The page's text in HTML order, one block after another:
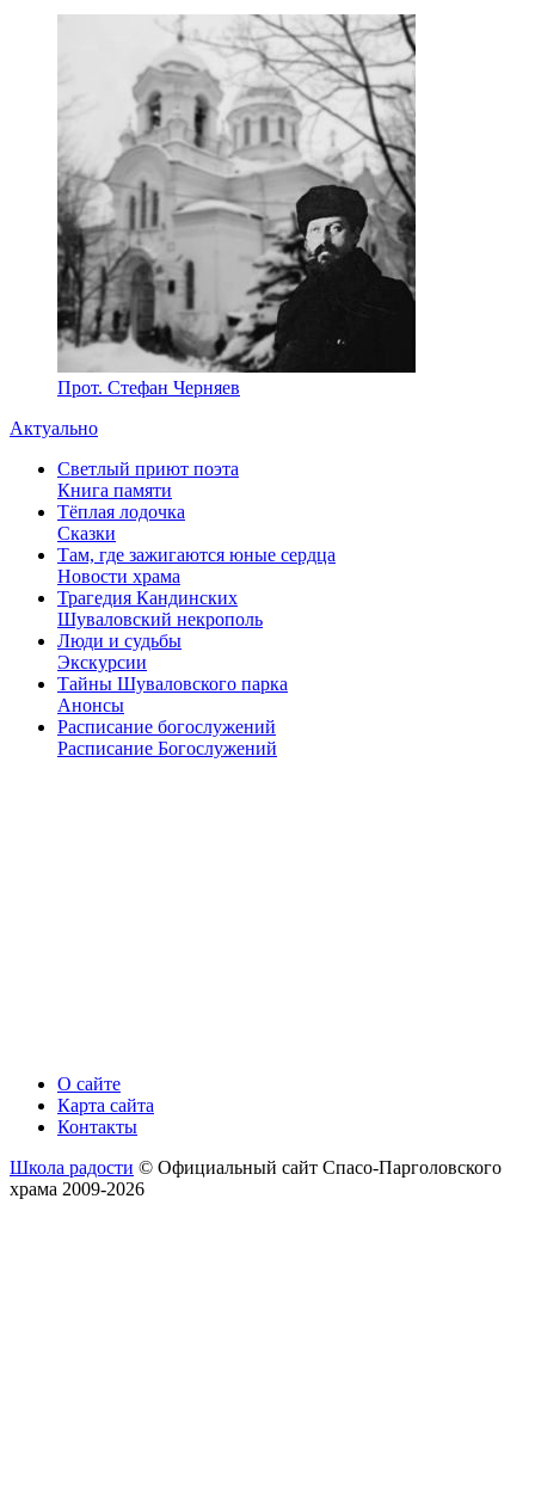
Прот. Стефан Черняев
Актуально
Светлый приют поэта
Книга памяти
Тёплая лодочка
Сказки
Там, где зажигаются юные сердца
Новости храма
Трагедия Кандинских
Шуваловский некрополь
Люди и судьбы
Экскурсии
Тайны Шуваловского парка
Анонсы
Расписание богослужений
Расписание Богослужений
О сайте
Карта сайта
Контакты
Школа радости © Официальный сайт Спасо-Парголовского
храма 2009-2026